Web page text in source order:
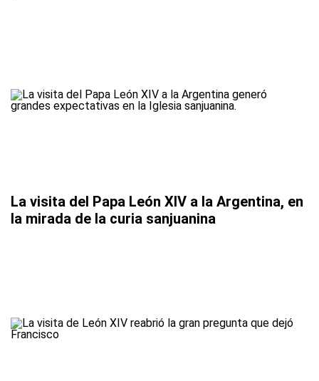
La visita del Papa León XIV a la Argentina, en
la mirada de la curia sanjuanina